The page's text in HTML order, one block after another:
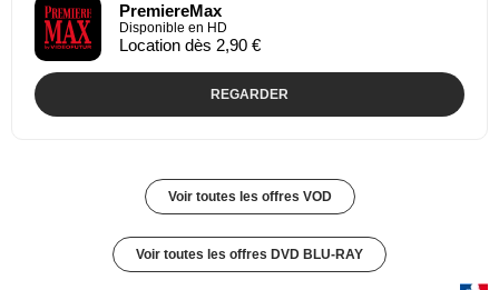
PremiereMax
Disponible en HD
Location dès 2,90 €
REGARDER
Voir toutes les offres VOD
Voir toutes les offres DVD BLU-RAY